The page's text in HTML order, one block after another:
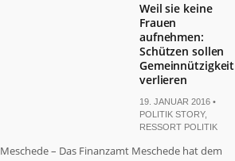
Weil sie keine
Frauen
aufnehmen:
Schützen sollen
Gemeinnützigkeit
verlieren
19. JANUAR 2016 •
POLITIK STORY,
RESSORT POLITIK
Meschede – Das Finanzamt Meschede hat dem